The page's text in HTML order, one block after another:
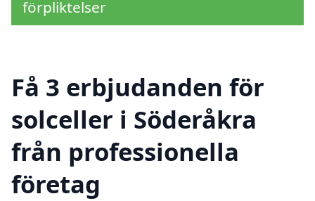
förpliktelser
Få 3 erbjudanden för
solceller i Söderåkra
från professionella
företag